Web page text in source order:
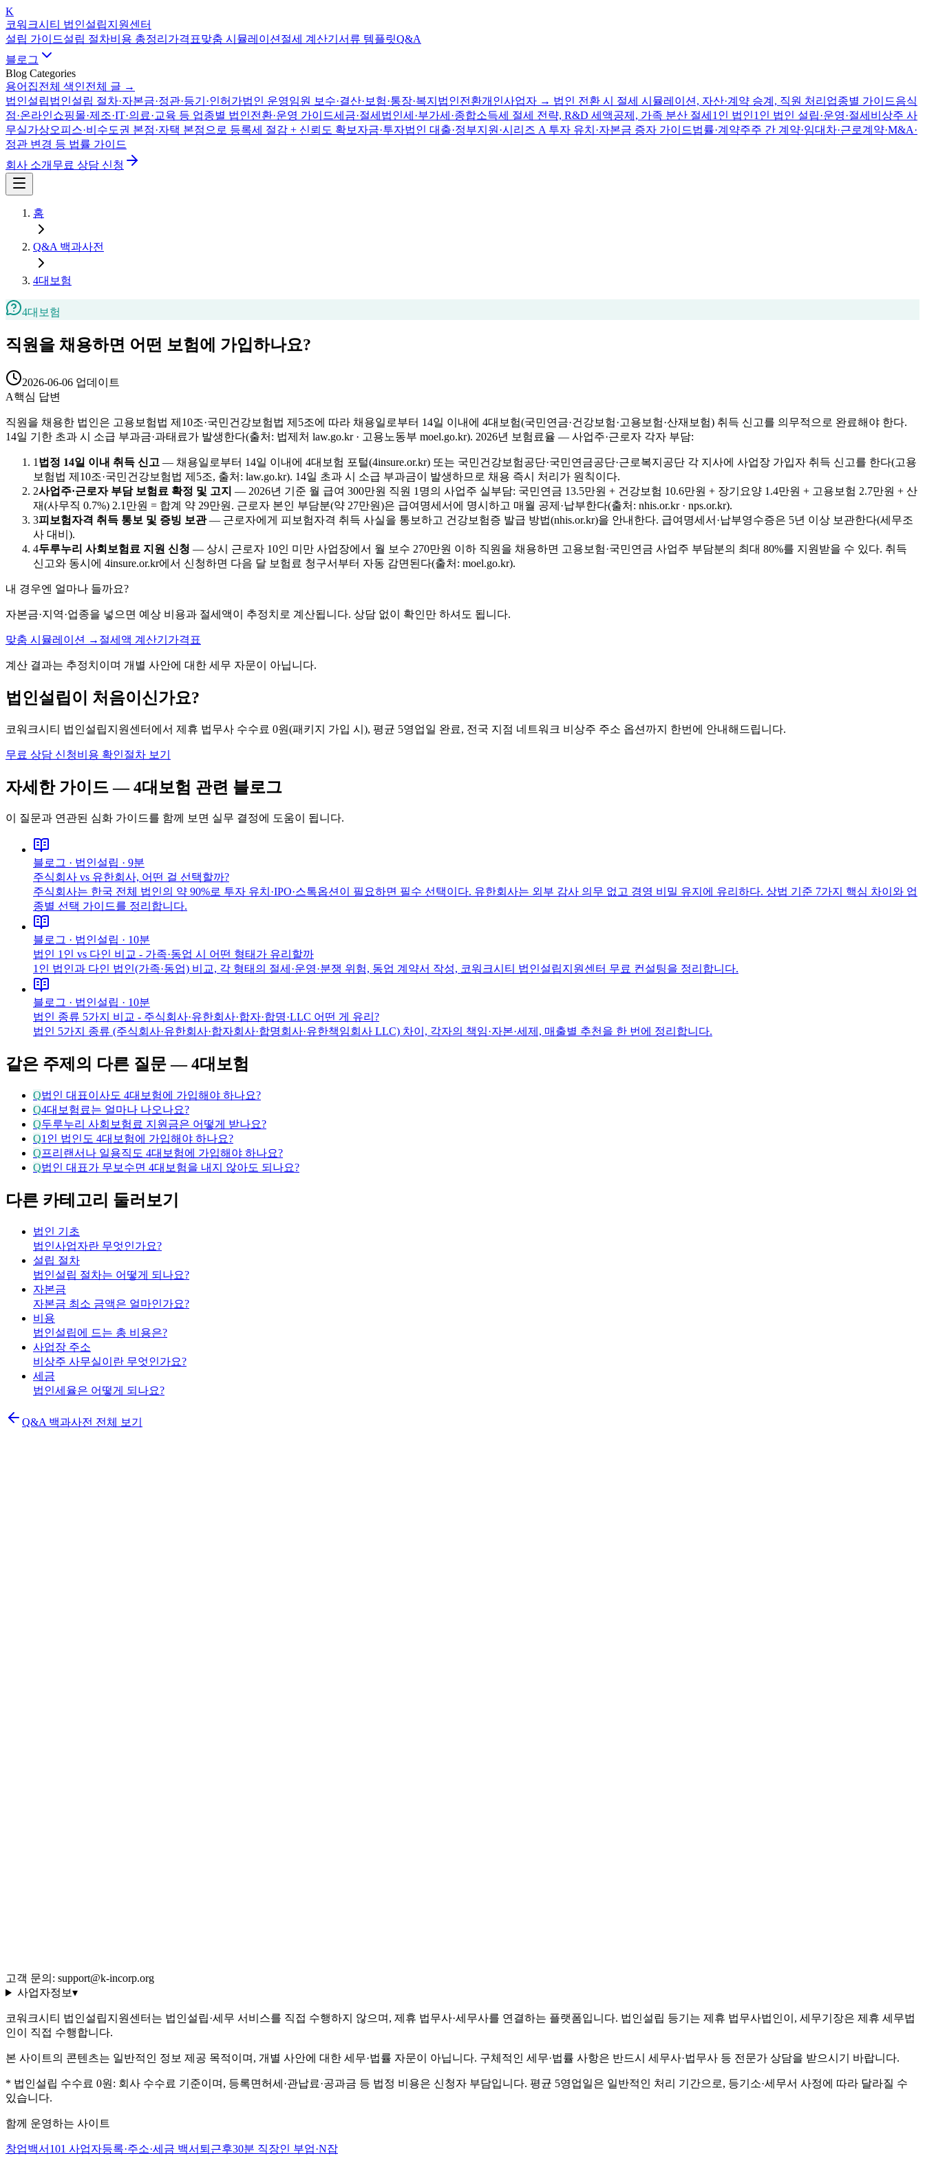
K
코워크시티 법인설립지원센터
설립 가이드설립 절차비용 총정리 가격표맞춤 시뮬레이션 절세 계산기 서류 템플릿Q&A
블로그
Blog Categories
용어집전체 색인전체 글 →
법인설립법인설립 절차·자본금·정관·등기·인허가법인 운영임원 보수·결산·보험·통장·복지 법인전환개인사업자 → 법인 전환 시 절세 시뮬레이션, 자산·계약 승계, 직원 처리 업종별 가이드음식
점·온라인쇼핑몰·제조·IT·의료·교육 등 업종별 법인전환·운영 가이드세금·절세 법인세·부가세·종합소득세 절세 전략, R&D 세액공제, 가족 분산 절세 1인 법인1인 법인 설립·운영·절세 비상주 사
무실가상오피스·비수도권 본점·자택 본점으로 등록세 절감 + 신뢰도 확보 자금·투자법인 대출·정부지원·시리즈 A 투자 유치·자본금 증자 가이드법률·계약주주 간 계약·임대차·근로계약·M&A·
정관 변경 등 법률 가이드
회사 소개 무료 상담 신청
홈
Q&A 백과사전
4대보험
4대보험
직원을 채용하면 어떤 보험에 가입하나요?
2026-06-06 업데이트
A핵심 답변
직원을 채용한 법인은 고용보험법 제10조·국민건강보험법 제5조에 따라 채용일로부터 14일 이내에 4대보험(국민연금·건강보험·고용보험·산재보험) 취득 신고를 의무적으로 완료해야 한다.
14일 기한 초과 시 소급 부과금·과태료가 발생한다(출처: 법제처 law.go.kr · 고용노동부 moel.go.kr). 2026년 보험료율 — 사업주·근로자 각자 부담:
1 법정 14일 이내 취득 신고 — 채용일로부터 14일 이내에 4대보험 포털(4insure.or.kr) 또는 국민건강보험공단·국민연금공단·근로복지공단 각 지사에 사업장 가입자 취득 신고를 한다(고용
보험법 제10조·국민건강보험법 제5조, 출처: law.go.kr). 14일 초과 시 소급 부과금이 발생하므로 채용 즉시 처리가 원칙이다.
2사업주·근로자 부담 보험료 확정 및 고지 — 2026년 기준 월 급여 300만원 직원 1명의 사업주 실부담: 국민연금 13.5만원 + 건강보험 10.6만원 + 장기요양 1.4만원 + 고용보험 2.7만원 + 산
재(사무직 0.7%) 2.1만원 = 합계 약 29만원. 근로자 본인 부담분(약 27만원)은 급여명세서에 명시하고 매월 공제·납부한다(출처: nhis.or.kr · nps.or.kr).
3피보험자격 취득 통보 및 증빙 보관— 근로자에게 피보험자격 취득 사실을 통보하고 건강보험증 발급 방법(nhis.or.kr)을 안내한다. 급여명세서·납부영수증은 5년 이상 보관한다(세무조
사 대비).
4두루누리 사회보험료 지원 신청 — 상시 근로자 10인 미만 사업장에서 월 보수 270만원 이하 직원을 채용하면 고용보험·국민연금 사업주 부담분의 최대 80%를 지원받을 수 있다. 취득
신고와 동시에 4insure.or.kr에서 신청하면 다음 달 보험료 청구서부터 자동 감면된다(출처: moel.go.kr).
내 경우엔 얼마나 들까요?
자본금·지역·업종을 넣으면 예상 비용과 절세액이 추정치로 계산됩니다. 상담 없이 확인만 하셔도 됩니다.
맞춤 시뮬레이션 → 절세액 계산기 가격표
계산 결과는 추정치이며 개별 사안에 대한 세무 자문이 아닙니다.
법인설립이 처음이신가요?
코워크시티 법인설립지원센터에서 제휴 법무사 수수료 0원(패키지 가입 시), 평균 5영업일 완료, 전국 지점 네트워크 비상주 주소 옵션까지 한번에 안내해드립니다.
무료 상담 신청비용 확인절차 보기
자세한 가이드 —4대보험 관련 블로그
이 질문과 연관된 심화 가이드를 함께 보면 실무 결정에 도움이 됩니다.
블로그 · 법인설립 · 9분
주식회사 vs 유한회사, 어떤 걸 선택할까?
주식회사는 한국 전체 법인의 약 90%로 투자 유치·IPO·스톡옵션이 필요하면 필수 선택이다. 유한회사는 외부 감사 의무 없고 경영 비밀 유지에 유리하다. 상법 기준 7가지 핵심 차이와 업
종별 선택 가이드를 정리합니다.
블로그 · 법인설립 · 10분
법인 1인 vs 다인 비교 - 가족·동업 시 어떤 형태가 유리할까
1인 법인과 다인 법인(가족·동업) 비교, 각 형태의 절세·운영·분쟁 위험, 동업 계약서 작성, 코워크시티 법인설립지원센터 무료 컨설팅을 정리합니다.
블로그 · 법인설립 · 10분
법인 종류 5가지 비교 - 주식회사·유한회사·합자·합명·LLC 어떤 게 유리?
법인 5가지 종류 (주식회사·유한회사·합자회사·합명회사·유한책임회사 LLC) 차이, 각자의 책임·자본·세제, 매출별 추천을 한 번에 정리합니다.
같은 주제의 다른 질문 —4대보험
Q법인 대표이사도 4대보험에 가입해야 하나요?
Q4대보험료는 얼마나 나오나요?
Q두루누리 사회보험료 지원금은 어떻게 받나요?
Q1인 법인도 4대보험에 가입해야 하나요?
Q프리랜서나 일용직도 4대보험에 가입해야 하나요?
Q법인 대표가 무보수면 4대보험을 내지 않아도 되나요?
다른 카테고리 둘러보기
법인 기초
법인사업자란 무엇인가요?
설립 절차
법인설립 절차는 어떻게 되나요?
자본금
자본금 최소 금액은 얼마인가요?
비용
법인설립에 드는 총 비용은?
사업장 주소
비상주 사무실이란 무엇인가요?
세금
법인세율은 어떻게 되나요?
Q&A 백과사전 전체 보기
고객 문의: support@k-incorp.org
사업자정보▾
코워크시티 법인설립지원센터는 법인설립·세무 서비스를 직접 수행하지 않으며, 제휴 법무사·세무사를 연결하는 플랫폼입니다. 법인설립 등기는 제휴 법무사법인이, 세무기장은 제휴 세무법
인이 직접 수행합니다.
본 사이트의 콘텐츠는 일반적인 정보 제공 목적이며, 개별 사안에 대한 세무·법률 자문이 아닙니다. 구체적인 세무·법률 사항은 반드시 세무사·법무사 등 전문가 상담을 받으시기 바랍니다.
* 법인설립 수수료 0원: 회사 수수료 기준이며, 등록면허세·관납료·공과금 등 법정 비용은 신청자 부담입니다. 평균 5영업일은 일반적인 처리 기간으로, 등기소·세무서 사정에 따라 달라질 수
있습니다.
함께 운영하는 사이트
창업백서101 사업자등록·주소·세금 백서 퇴근후30분 직장인 부업·N잡